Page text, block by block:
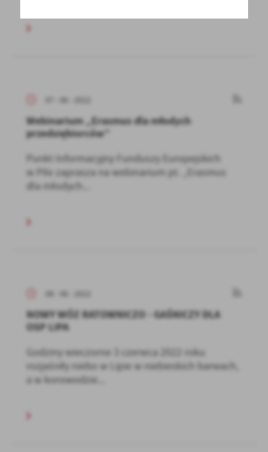
07 - 06 - 2022
Webinarium „Erasmus dla młodych
przedsiębiorców”
Punkt Informacyjny Funduszy Europejskich
w Pile zaprasza na webinarium pt. „Erasmus
dla młodych...
06 - 06 - 2022
NOWY WÓZ RATOWNICZO - GAŚNICZY DLA
OSP LIPA
Godziny wieczorne 3 czerwca 2022 roku
rozjaśniły niebo w Lipie w niebieskich barwach,
a w korowodzie...